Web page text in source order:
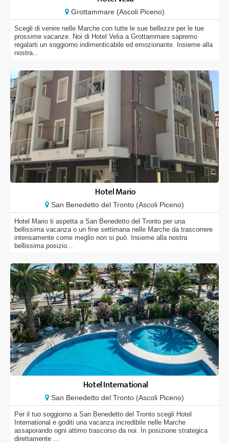
Grottammare (Ascoli Piceno)
Scegli di venire nelle Marche con tutte le sue bellezze per le tue
prossime vacanze. Noi di Hotel Velia a Grottammare sapremo
regalarti un soggiorno indimenticabile ed emozionante. Insieme alla
nostra...
Hotel Mario
San Benedetto del Tronto (Ascoli Piceno)
Hotel Mario ti aspetta a San Benedetto del Tronto per una
bellissima vacanza o un fine settimana nelle Marche da trascorrere
intensamente come meglio non si può. Insieme alla nostra
bellissima posizio...
Hotel International
San Benedetto del Tronto (Ascoli Piceno)
Per il tuo soggiorno a San Benedetto del Tronto scegli Hotel
International e goditi una vacanza incredibile nelle Marche
assaporando ogni attimo trascorso da noi. In posizione strategica
direttamente ...